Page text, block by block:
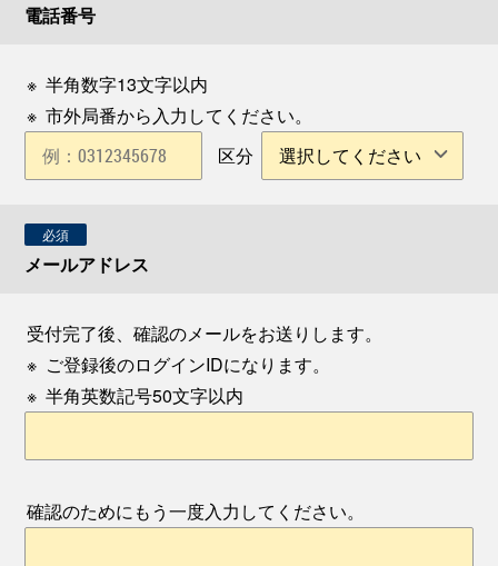
電話番号
※ 半角数字13文字以内
※ 市外局番から入力してください。
区分
必須
メールアドレス
受付完了後、確認のメールをお送りします。
※ ご登録後のログインIDになります。
※ 半角英数記号50文字以内
確認のためにもう一度入力してください。